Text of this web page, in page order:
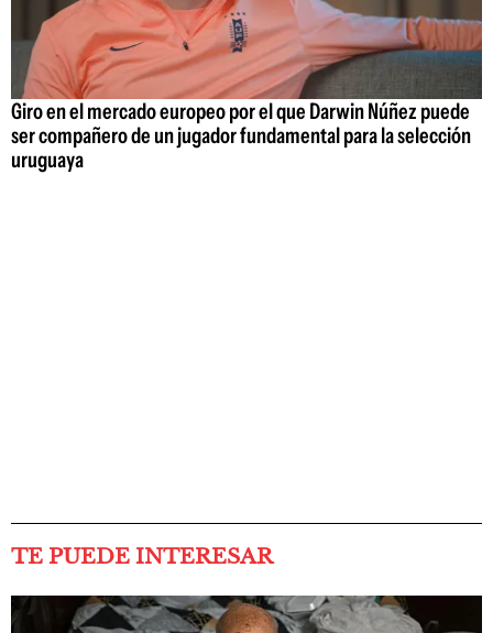
Giro en el mercado europeo por el que Darwin Núñez puede
ser compañero de un jugador fundamental para la selección
uruguaya
TE PUEDE INTERESAR